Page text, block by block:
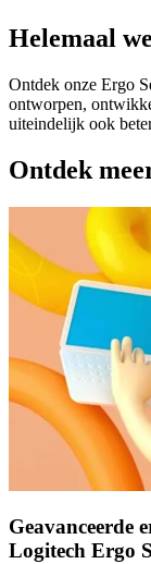
Helemaal
Ontdek onze Ergo
ontworpen,
uiteindelijk ook
Ontdek
Geavanceerde
Logitech Ergo